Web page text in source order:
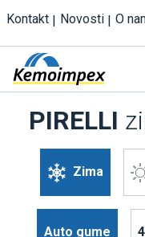
Kontakt Novosti O
Zima
PIRELLI
Auto gume